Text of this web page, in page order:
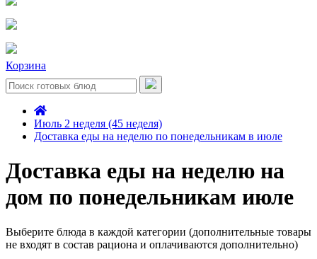
Корзина
Июль 2 неделя (45 неделя)
Доставка еды на неделю по понедельникам в июле
Доставка еды на неделю на
дом по понедельникам июле
Выберите блюда в каждой категории (дополнительные товары
не входят в состав рациона и оплачиваются дополнительно)